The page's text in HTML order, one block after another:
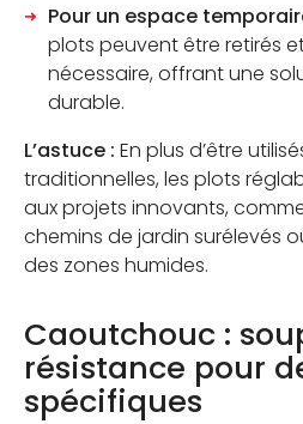
Pour un espace
plots peuvent être retirés
nécessaire, offrant une
durable.
L’astuce : En plus d’être
traditionnelles, les plots
aux projets innovants,
chemins de jardin surélevés
des zones humides.
Caoutchouc :
résistance pour
spécifiques